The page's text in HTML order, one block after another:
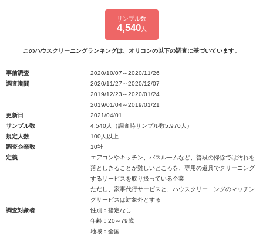
サンプル数
4,540人
このハウスクリーニングランキングは、オリコンの以下の調査に基づいています。
事前調査
2020/10/07～2020/11/26
調査期間
2020/11/27～2020/12/07
2019/12/23～2020/01/24
2019/01/04～2019/01/21
更新日
2021/04/01
サンプル数
4,540人（調査時サンプル数5,970人）
規定人数
100人以上
調査企業数
10社
定義
エアコンやキッチン、バスルームなど、普段の掃除では汚れを
落としきることが難しいところを、専用の道具でクリーニング
するサービスを取り扱っている企業
ただし、家事代行サービスと、ハウスクリーニングのマッチン
グサービスは対象外とする
調査対象者
性別：指定なし
年齢：20～79歳
地域：全国